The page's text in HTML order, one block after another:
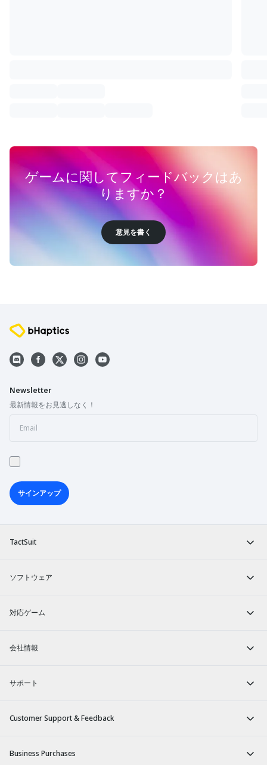
ゲームに関してフィードバックはあ
りますか？
意見を書く
TactSuit
ソフトウェア
対応ゲーム
会社情報
サポート
Customer Support & Feedback
Business Purchases
Newsletter
最新情報をお見逃しなく！
サインアップ